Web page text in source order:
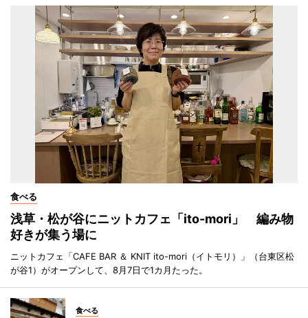
食べる
浅草・松が谷にニットカフェ「ito-mori」 編み物
好きが集う場に
ニットカフェ「CAFE BAR ＆ KNIT ito-mori（イトモリ）」（台東区松
が谷1）がオープンして、8月7日で1カ月たった。
食べる